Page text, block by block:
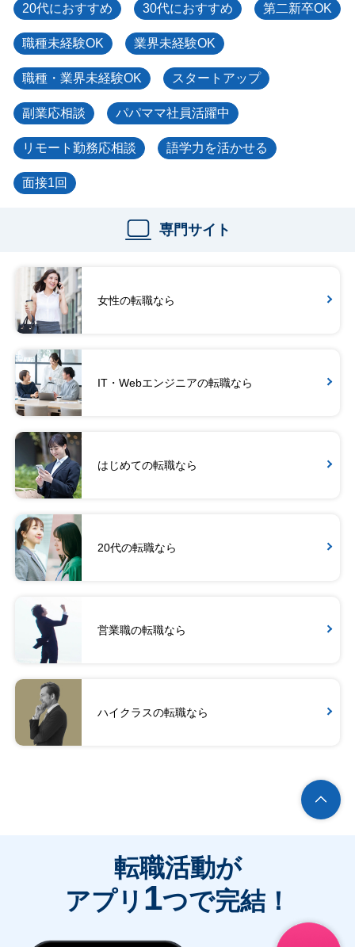
20代におすすめ 30代におすすめ 第二新卒OK
職種未経験OK 業界未経験OK
職種・業界未経験OK スタートアップ
副業応相談 パパママ社員活躍中
リモート勤務応相談 語学力を活かせる
面接1回
専門サイト
女性の転職なら
IT・Webエンジニアの転職なら
はじめての転職なら
20代の転職なら
営業職の転職なら
ハイクラスの転職なら
転職活動が
アプリ 1つで完結！